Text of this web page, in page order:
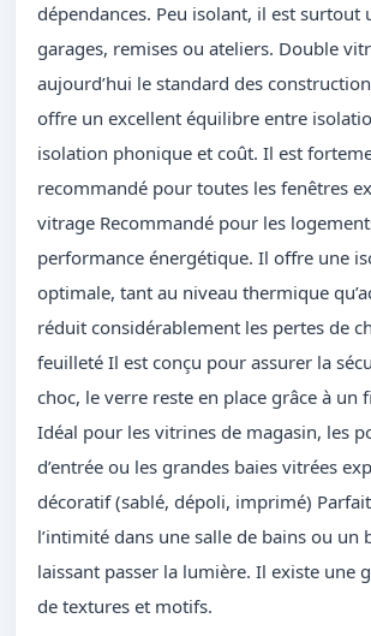
dépendances. Peu isolant, il est surtout
garages, remises ou ateliers. Double
aujourd’hui le standard des
offre un excellent équilibre entre
isolation phonique et coût. Il est
recommandé pour toutes les fenêtres
vitrage Recommandé pour les
performance énergétique. Il offre une
optimale, tant au niveau thermique
réduit considérablement les pertes de
feuilleté Il est conçu pour assurer la
choc, le verre reste en place grâce à un
Idéal pour les vitrines de magasin, les
d’entrée ou les grandes baies vitrées
décoratif (sablé, dépoli, imprimé)
l’intimité dans une salle de bains ou un
laissant passer la lumière. Il existe une
de textures et motifs.